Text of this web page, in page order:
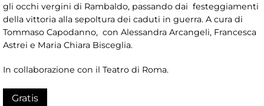
gli occhi vergini di Rambaldo, passando dai festeggiamenti
della vittoria alla sepoltura dei caduti in guerra. A cura di
Tommaso Capodanno, con Alessandra Arcangeli, Francesca
Astrei e Maria Chiara Bisceglia.
In collaborazione con il Teatro di Roma.
Gratis